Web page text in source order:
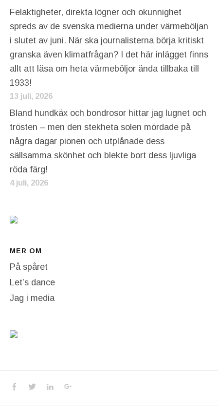
Felaktigheter, direkta lögner och okunnighet
spreds av de svenska medierna under värmeböljan
i slutet av juni. När ska journalisterna börja kritiskt
granska även klimatfrågan? I det här inlägget finns
allt att läsa om heta värmeböljor ända tillbaka till
1933!
13 juli, 2026
Bland hundkäx och bondrosor hittar jag lugnet och
trösten – men den stekheta solen mördade på
några dagar pionen och utplånade dess
sällsamma skönhet och blekte bort dess ljuvliga
röda färg!
4 juli, 2026
MER OM
På spåret
Let’s dance
Jag i media
Social Media Profiles
Facebook
TwitterLinkedIn